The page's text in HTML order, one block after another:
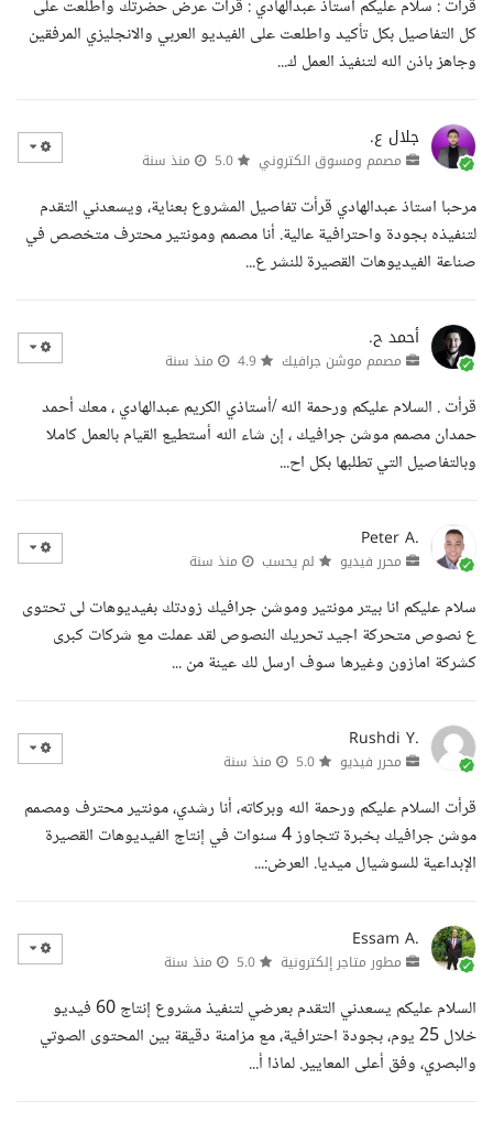
قرأت : سلام عليكم استاذ عبدالهادي : قرأت عرض حضرتك واطلعت على
كل التفاصيل بكل تأكيد واطلعت على الفيديو العربي والانجليزي المرفقين
وجاهز باذن الله لتنفيذ العمل ك...
جلال ع.
مصمم ومسوق الكتروني منذ سنة
مرحبا استاذ عبدالهادي قرأت تفاصيل المشروع بعناية، ويسعدني التقدم
لتنفيذه بجودة واحترافية عالية. أنا مصمم ومونتير محترف متخصص في
صناعة الفيديوهات القصيرة للنشر ع...
أحمد ح.
مصمم موشن جرافيك منذ سنة
قرأت . السلام عليكم ورحمة الله /أستاذي الكريم عبدالهادي ، معك أحمد
حمدان مصمم موشن جرافيك ، إن شاء الله أستطيع القيام بالعمل كاملا
وبالتفاصيل التي تطلبها بكل اح...
Peter A.
محرر فيديو لم يحسب منذ سنة
سلام عليكم انا بيتر مونتير وموشن جرافيك زودتك بفيديوهات لى تحتوى
ع نصوص متحركة اجيد تحريك النصوص لقد عملت مع شركات كبرى
كشركة امازون وغيرها سوف ارسل لك عينة من ...
Rushdi Y.
محرر فيديو منذ سنة
قرأت السلام عليكم ورحمة الله وبركاته، أنا رشدي، مونتير محترف ومصمم
موشن جرافيك بخبرة تتجاوز 4 سنوات في إنتاج الفيديوهات القصيرة
الإبداعية للسوشيال ميديا. العرض:...
Essam A.
مطور متاجر إلكترونية منذ سنة
السلام عليكم يسعدني التقدم بعرضي لتنفيذ مشروع إنتاج 60 فيديو
خلال 25 يوم، بجودة احترافية، مع مزامنة دقيقة بين المحتوى الصوتي
والبصري، وفق أعلى المعايير. لماذا أ...